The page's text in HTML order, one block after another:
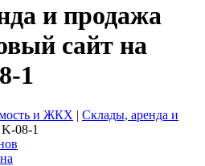
и продажа
сайт на
1
и ЖКХ | Склады, аренда и
08-1